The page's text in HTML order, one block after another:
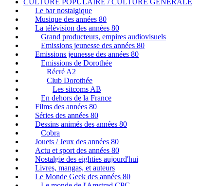
CULTURE POPULAIRE / CULTURE GENERALE
Le bar nostalgique
Musique des années 80
La télévision des années 80
Grand producteurs, empires audiovisuels
Emissions jeunesse des années 80
Emissions jeunesse des années 80
Emissions de Dorothée
Récré A2
Club Dorothée
Les sitcoms AB
En dehors de la France
Films des années 80
Séries des années 80
Dessins animés des années 80
Cobra
Jouets / Jeux des années 80
Actu et sport des années 80
Nostalgie des eighties aujourd'hui
Livres, mangas, et auteurs
Le Monde Geek des années 80